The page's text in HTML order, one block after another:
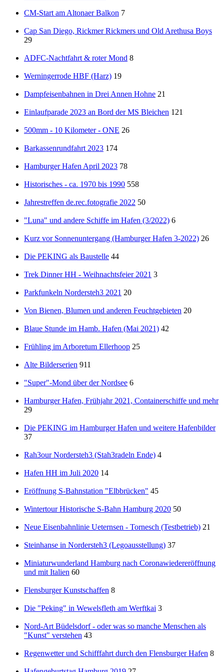
CM-Start am Altonaer Balkon 7
Cap San Diego, Rickmer Rickmers und Old Arethusa Boys
29
ADFC-Nachtfahrt & roter Mond 8
Werningerrode HBF (Harz) 19
Dampfeisenbahnen in Drei Annen Hohne 21
Einlaufparade 2023 an Bord der MS Bleichen 121
500mm - 10 Kilometer - ONE 26
Barkassenrundfahrt 2023 174
Hamburger Hafen April 2023 78
Historisches - ca. 1970 bis 1990 558
Jahrestreffen de.rec.fotografie 2022 50
"Luna" und andere Schiffe im Hafen (3/2022) 6
Kurz vor Sonnenuntergang (Hamburger Hafen 3-2022) 26
Die PEKING als Baustelle 44
Trek Dinner HH - Weihnachtsfeier 2021 3
Parkfunkeln Nordersteh3 2021 20
Von Bienen, Blumen und anderen Feuchtgebieten 20
Blaue Stunde im Hamb. Hafen (Mai 2021) 42
Frühling im Arboretum Ellerhoop 25
Alte Bilderserien 911
"Super"-Mond über der Nordsee 6
Hamburger Hafen, Frühjahr 2021, Containerschiffe und mehr
29
Die PEKING im Hamburger Hafen und weitere Hafenbilder
37
Rah3our Nordersteh3 (Stah3radeln Ende) 4
Hafen HH im Juli 2020 14
Eröffnung S-Bahnstation "Elbbrücken" 45
Wintertour Historische S-Bahn Hamburg 2020 50
Neue Eisenbahnlinie Ueternsen - Tornesch (Testbetrieb) 21
Steinhanse in Nordersteh3 (Legoausstellung) 37
Miniaturwunderland Hamburg nach Coronawiedereröffnung
und mit Italien 60
Flensburger Kunstschaffen 8
Die "Peking" in Wewelsfleth am Werftkai 3
Nord-Art Büdelsdorf - oder was so manche Menschen als
"Kunst" verstehen 43
Regenwetter und Schifffahrt durch den Flensburger Hafen 8